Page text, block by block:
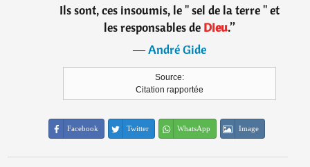
Ils sont, ces insoumis, le " sel de la terre " et
les responsables de Dieu.”
―André Gide
Source:
Citation rapportée
Facebook Twitter WhatsApp Image